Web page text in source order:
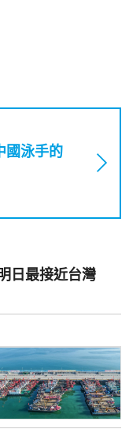
國泳手的
日最接近台灣